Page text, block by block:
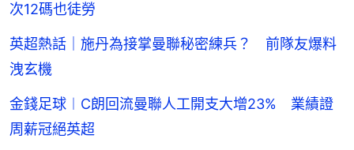
次12碼也徒勞
英超熱話｜施丹為接掌曼聯秘密練兵？ 前隊友爆料
洩玄機
金錢足球︱C朗回流曼聯人工開支大增23% 業績證
周薪冠絕英超